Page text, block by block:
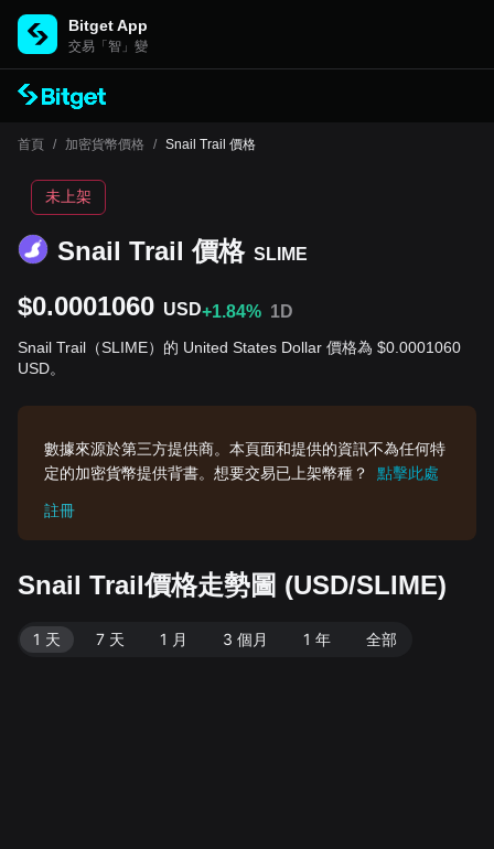
Bitget App
交易「智」變
首頁 / 加密貨幣價格 / Snail Trail 價格
Snail Trail 價格 SLIME
未上架
$0.0001060 USD+1.84% 1D
Snail Trail（SLIME）的 United States Dollar 價格為 $0.0001060
USD。
數據來源於第三方提供商。本頁面和提供的資訊不為任何特
定的加密貨幣提供背書。想要交易已上架幣種？
點擊此處
註冊
Snail Trail價格走勢圖 (USD/SLIME)
1 天 7 天 1 月 3 個月 1 年 全部